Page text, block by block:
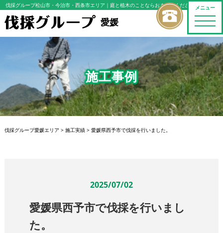
メニュー
toggle
伐採グループ松山市・今治市・西条市エリア ｜庭と植木のことならおまかせください
愛媛
施工事例
伐採グループ愛媛エリア > 施工実績> 愛媛県西予市で伐採を行いました。
2025/07/02
愛媛県西予市で伐採を行いまし
た。